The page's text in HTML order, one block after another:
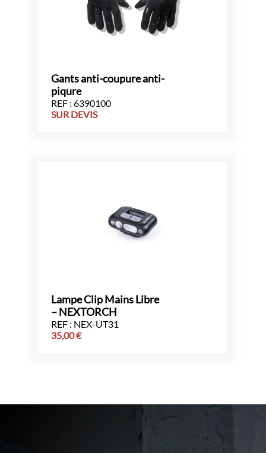
Gants anti-coupure anti-
piqure
REF : 6390100
SUR DEVIS
Lampe Clip Mains Libre
– NEXTORCH
REF : NEX-UT31
35,00€